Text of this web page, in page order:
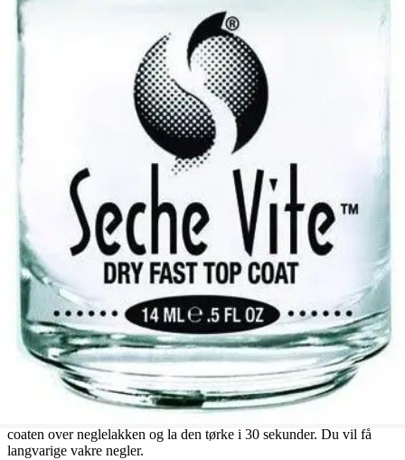
GHD Rettetang
Kjøp hos Boozt.com
Markedets beste stylingverktøy. Det mange ikke vet er at rettetangen
fungerer like godt til å lage myke vakre bølger som den gjør til å
skape en glatt look. GHD Rettetangen er en investering for deg som
liker å style håret.
Kjøp på Whiteaway.no
Kjøp på Nordicfeel.no
Kjøp på Coverbrands.no
Kjøp på Lyko.no
Kjøp på Boozt.com
Seche Vite Dry Fast Top Coat
Verdenskjent overlakk som gir glatte skinnende negler. Legg top
coaten over neglelakken og la den tørke i 30 sekunder. Du vil få
langvarige vakre negler.